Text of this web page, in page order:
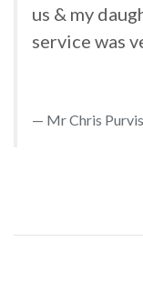
us & my
service was
Mr Chris